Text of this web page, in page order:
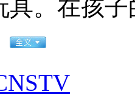
癌症
合力深夜将其击毙
具。在孩